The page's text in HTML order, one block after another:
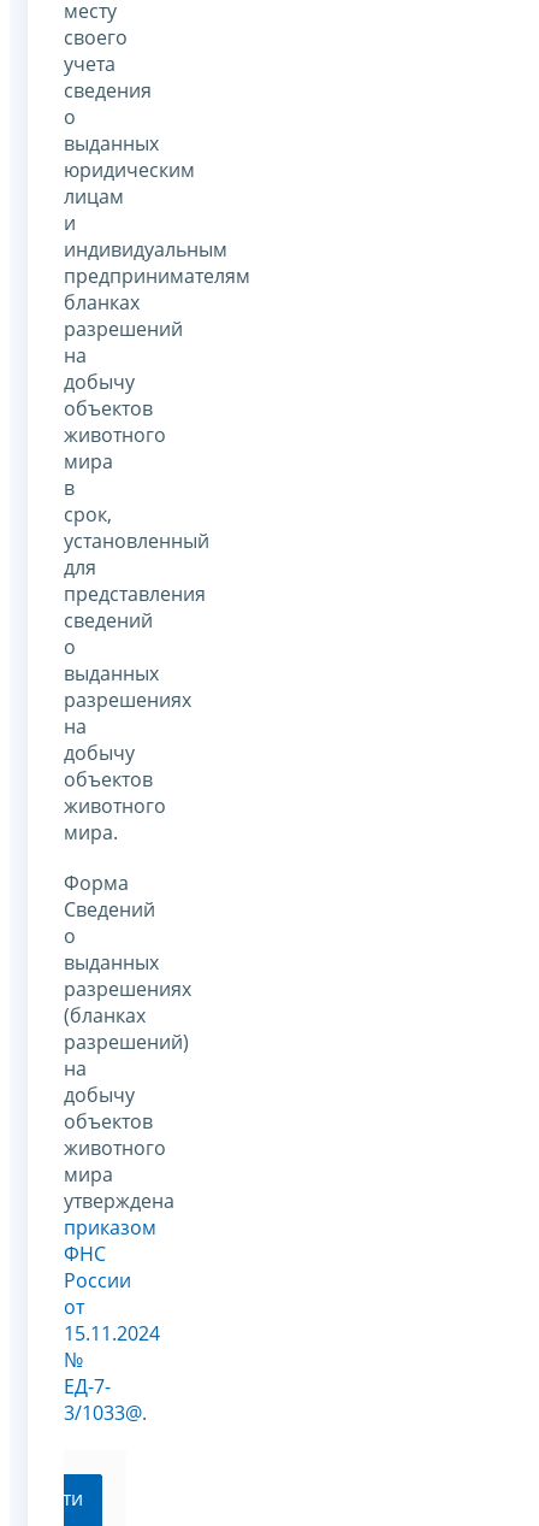
месту
своего
учета
сведения
о
выданных
юридическим
лицам
и
индивидуальным
предпринимателям
бланках
разрешений
на
добычу
объектов
животного
мира
в
срок,
установленный
для
представления
сведений
о
выданных
разрешениях
на
добычу
объектов
животного
мира.
Форма
Сведений
о
выданных
разрешениях
(бланках
разрешений)
на
добычу
объектов
животного
мира
утверждена
приказом
ФНС
России
от
15.11.2024
№
ЕД-7-
3/1033@.
Перейти